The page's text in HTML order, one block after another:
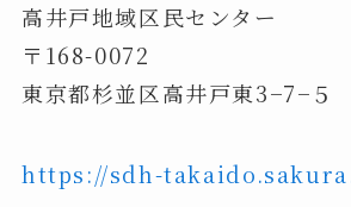
高井戸地域区民センター
〒168-0072
東京都杉並区高井戸東3−7−５
https://sdh-